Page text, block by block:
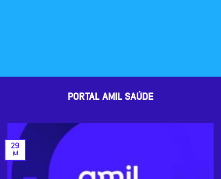
PORTAL AMIL SAÚDE
29
jul